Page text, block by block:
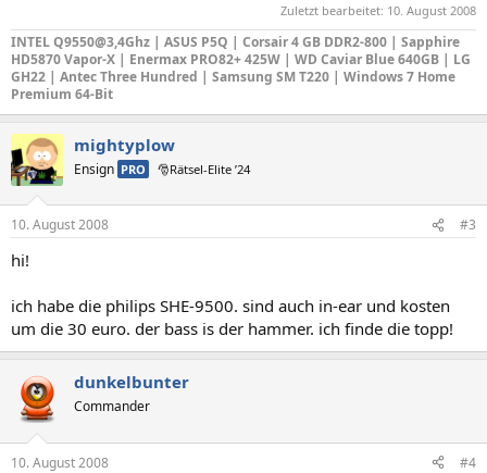
Zuletzt bearbeitet: 10. August 2008
INTEL Q9550@3,4Ghz | ASUS P5Q | Corsair 4 GB DDR2-800 | Sapphire
HD5870 Vapor-X | Enermax PRO82+ 425W | WD Caviar Blue 640GB | LG
GH22 | Antec Three Hundred | Samsung SM T220 | Windows 7 Home
Premium 64-Bit
mightyplow
Ensign PRO 🎅Rätsel-Elite ’24
10. August 2008 #3
hi!
ich habe die philips SHE-9500. sind auch in-ear und kosten
um die 30 euro. der bass is der hammer. ich finde die topp!
dunkelbunter
Commander
10. August 2008 #4